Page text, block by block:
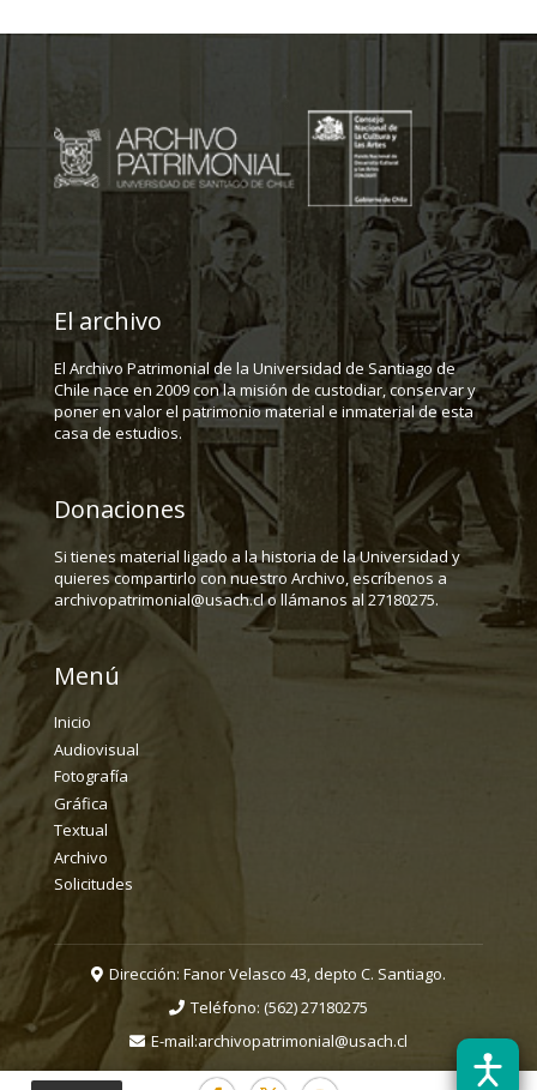
El archivo
El Archivo Patrimonial de la Universidad de Santiago de
Chile nace en 2009 con la misión de custodiar, conservar y
poner en valor el patrimonio material e inmaterial de esta
casa de estudios.
Donaciones
Si tienes material ligado a la historia de la Universidad y
quieres compartirlo con nuestro Archivo, escríbenos a
archivopatrimonial@usach.cl o llámanos al 27180275.
Menú
Inicio
Audiovisual
Fotografía
Gráfica
Textual
Archivo
Solicitudes
Dirección: Fanor Velasco 43, depto C. Santiago.
Teléfono: (562) 27180275
E-mail:archivopatrimonial@usach.cl